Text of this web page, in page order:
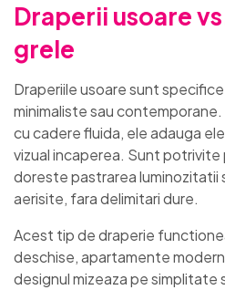
Draperii usoare
grele
Draperiile usoare sunt
minimaliste sau
cu cadere fluida, ele adauga
vizual incaperea. Sunt potrivite
doreste pastrarea luminozitatii
aerisite, fara delimitari dure.
Acest tip de draperie
deschise, apartamente
designul mizeaza pe simplitate